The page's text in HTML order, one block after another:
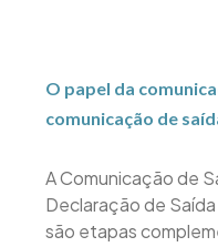
O papel da
comunicação de
A Comunicação de
Declaração de
são etapas